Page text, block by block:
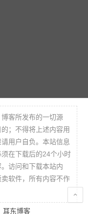
客所发布的一切源
；不得将上述内容用
用户自负。本站信息
在下载后的24个小时
访问和下载本站内
软件，所有内容不作
耳东博客